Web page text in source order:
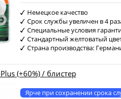
Немецкое качество
Срок службы увеличен в 4
Специальные условия
Стандартный желтоватый
Страна производства:
(+60%) / блистер
Ярче при сохранении срока